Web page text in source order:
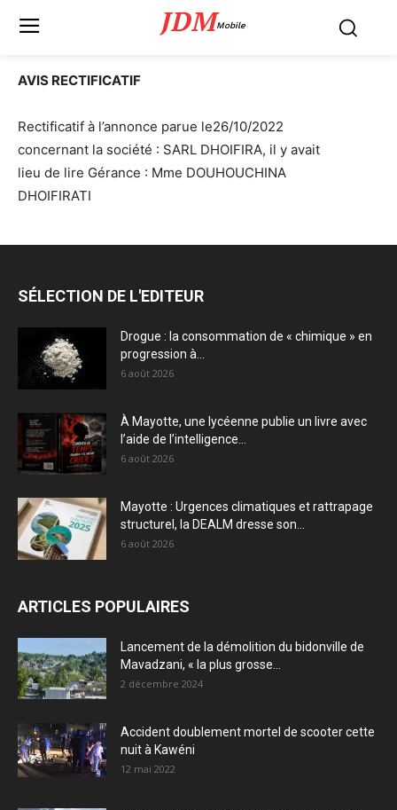
JDMMobile
AVIS RECTIFICATIF
Rectificatif à l’annonce parue le26/10/2022
concernant la société : SARL DHOIFIRA, il y avait
lieu de lire Gérance : Mme DOUHOUCHINA
DHOIFIRATI
SÉLECTION DE L'EDITEUR
Drogue : la consommation de « chimique » en
progression à...
6 août 2026
À Mayotte, une lycéenne publie un livre avec
l’aide de l’intelligence...
6 août 2026
Mayotte : Urgences climatiques et rattrapage
structurel, la DEALM dresse son...
6 août 2026
ARTICLES POPULAIRES
Lancement de la démolition du bidonville de
Mavadzani, « la plus grosse...
2 décembre 2024
Accident doublement mortel de scooter cette
nuit à Kawéni
12 mai 2022